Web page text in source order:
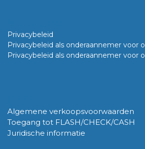
Privacybeleid
Privacybeleid als onderaannemer voor
Privacybeleid als onderaannemer voor
Algemene verkoopsvoorwaarden
Toegang tot FLASH/CHECK/CASH
Juridische informatie